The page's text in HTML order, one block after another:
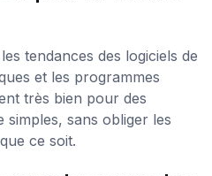
tendances des logiciels de
et les programmes
très bien pour des
sans obliger les
ce soit.